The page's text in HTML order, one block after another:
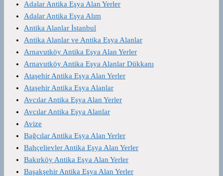
Adalar Antika Eşya Alan Yerler
Adalar Antika Eşya Alım
Antika Alanlar İstanbul
Antika Alanlar ve Antika Eşya Alanlar
Arnavutköy Antika Eşya Alan Yerler
Arnavutköy Antika Eşya Alanlar Dükkanı
Ataşehir Antika Eşya Alan Yerler
Ataşehir Antika Eşya Alanlar
Avcılar Antika Eşya Alan Yerler
Avcılar Antika Eşya Alanlar
Avize
Bağcılar Antika Eşya Alan Yerler
Bahçelievler Antika Eşya Alan Yerler
Bakırköy Antika Eşya Alan Yerler
Başakşehir Antika Eşya Alan Yerler